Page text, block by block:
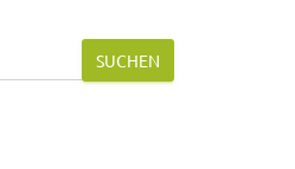
SUCHEN